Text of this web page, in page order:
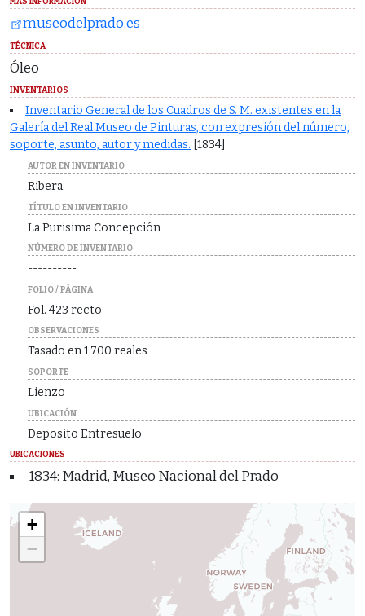
museodelprado.es
TÉCNICA
Óleo
INVENTARIOS
Inventario General de los Cuadros de S. M. existentes en la
Galería del Real Museo de Pinturas, con expresión del número,
soporte, asunto, autor y medidas. [1834]
AUTOR EN INVENTARIO
Ribera
TÍTULO EN INVENTARIO
La Purisima Concepción
NÚMERO DE INVENTARIO
----------
FOLIO / PÁGINA
Fol. 423 recto
OBSERVACIONES
Tasado en 1.700 reales
SOPORTE
Lienzo
UBICACIÓN
Deposito Entresuelo
UBICACIONES
1834: Madrid, Museo Nacional del Prado
+
−